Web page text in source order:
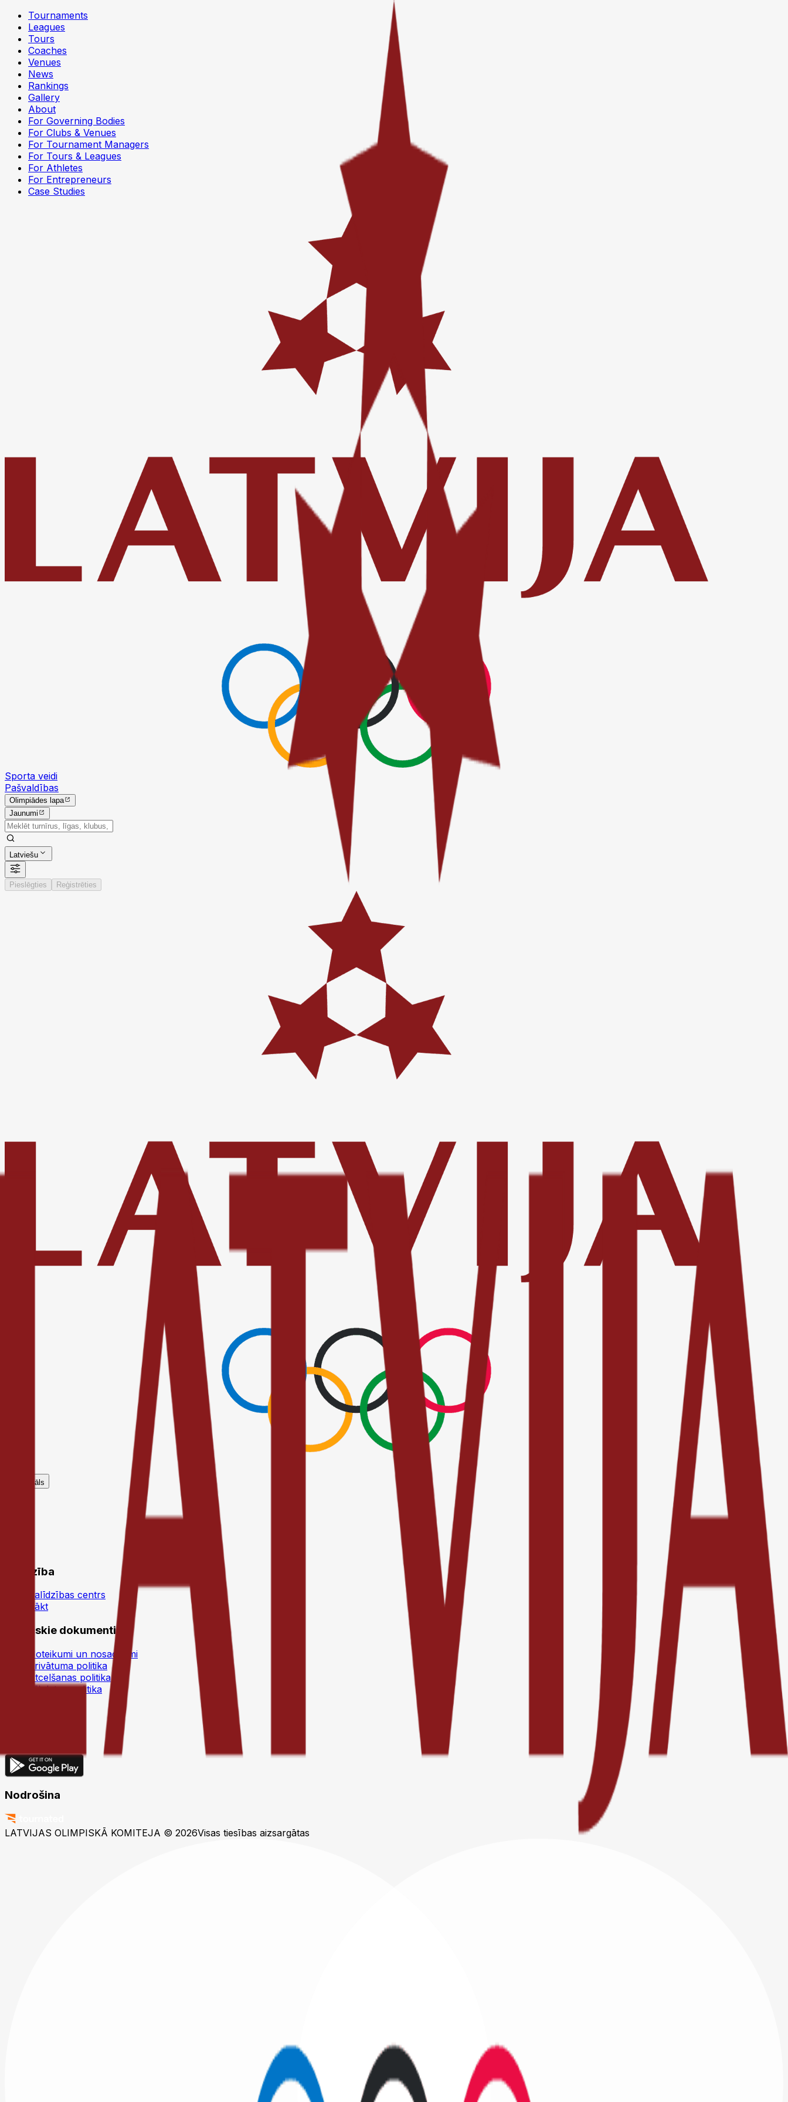
Tournaments
Leagues
Tours
Coaches
Venues
News
Rankings
Gallery
About
For Governing Bodies
For Clubs & Venues
For Tournament Managers
For Tours & Leagues
For Athletes
For Entrepreneurs
Case Studies
Sporta veidi
Pašvaldības
Olimpiādes lapa
Jaunumi
Latviešu
Pieslēgties Reģistrēties
Globāls
Palīdzība
Palīdzības centrs
Sākt
Juridiskie dokumenti
Noteikumi un nosacījumi
Privātuma politika
Atcelšanas politika
Sīkdatņu politika
Nodrošina
LATVIJAS OLIMPISKĀ KOMITEJA © 2026Visas tiesības aizsargātas